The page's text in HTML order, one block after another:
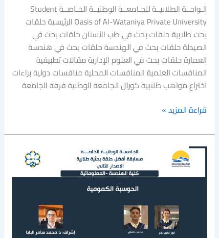
الـواحــة الطلابيــة للجـامعــة الوطنيــة الخـاصــة Student
Oasis of Al-Wataniya Private University الرئيسية حلقات
بحث طلابية حلقات بحث في طب الأسنان حلقات بحث في
الصيدلة حلقات بحث في الهندسة حلقات بحث في هندسة
العمارة حلقات بحث في العلوم الإدارية مقالات تطبيقية
المنافسات العلمية المنافسات المحلية منافسات دولية براءات
اختراع مواهب طلابية كورال الجامعة الوطنية فرقة الجامعة
قراءة المزيد »
الحوسبة
الكمومية